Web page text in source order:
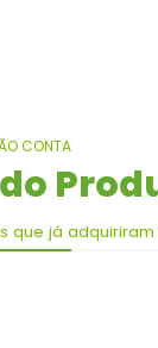
CONTA
que já